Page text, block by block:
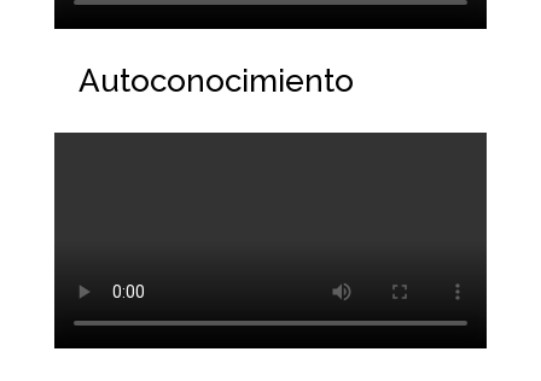
Autoconocimiento